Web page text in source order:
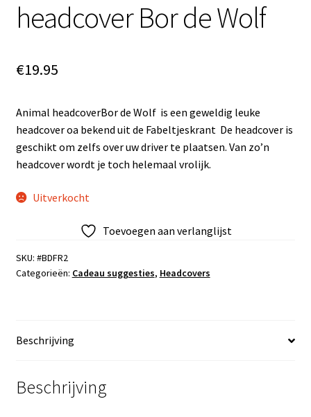
headcover Bor de Wolf
€19.95
Animal headcoverBor de Wolf is een geweldig leuke
headcover oa bekend uit de Fabeltjeskrant De headcover is
geschikt om zelfs over uw driver te plaatsen. Van zo’n
headcover wordt je toch helemaal vrolijk.
Uitverkocht
Toevoegen aan verlanglijst
SKU: #BDFR2
Categorieën: Cadeau suggesties, Headcovers
Beschrijving
Beschrijving